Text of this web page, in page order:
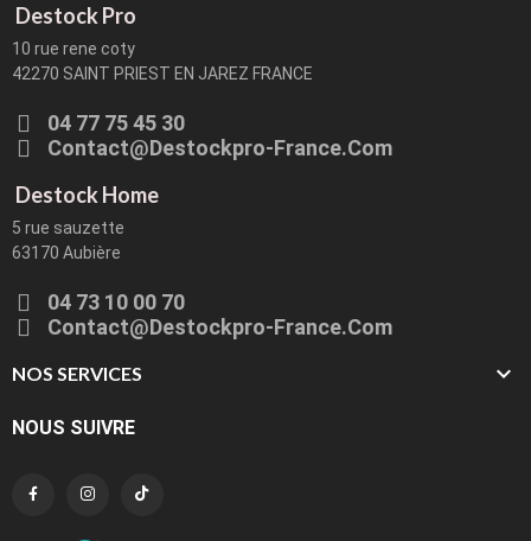
Destock Pro
10 rue rene coty
42270 SAINT PRIEST EN JAREZ FRANCE
04 77 75 45 30
Contact@destockpro-France.com
Destock Home
5 rue sauzette
63170 Aubière
04 73 10 00 70
Contact@destockpro-France.com
NOS SERVICES 
NOUS SUIVRE